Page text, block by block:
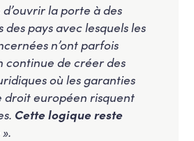
la porte à des
pays avec lesquels les
n’ont parfois
continue de créer des
où les garanties
droit européen risquent
Cette logique reste
».